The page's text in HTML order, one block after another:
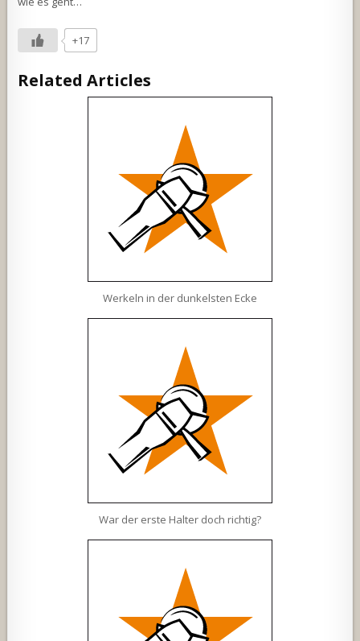
+17
Related Articles
Werkeln in der dunkelsten Ecke
War der erste Halter doch richtig?